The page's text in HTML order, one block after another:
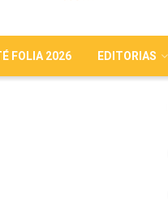
FOLIA 2026 EDITORIAS